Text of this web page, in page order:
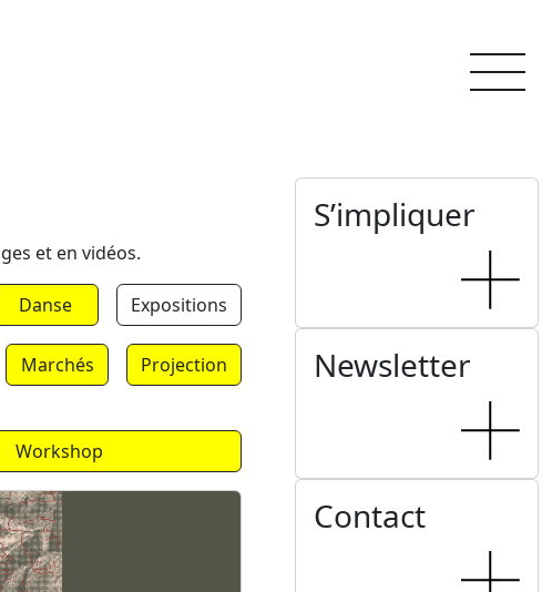
et en vidéos.
Danse Expositions
Marchés Projection
Workshop
S’impliquer
Newsletter
Contact